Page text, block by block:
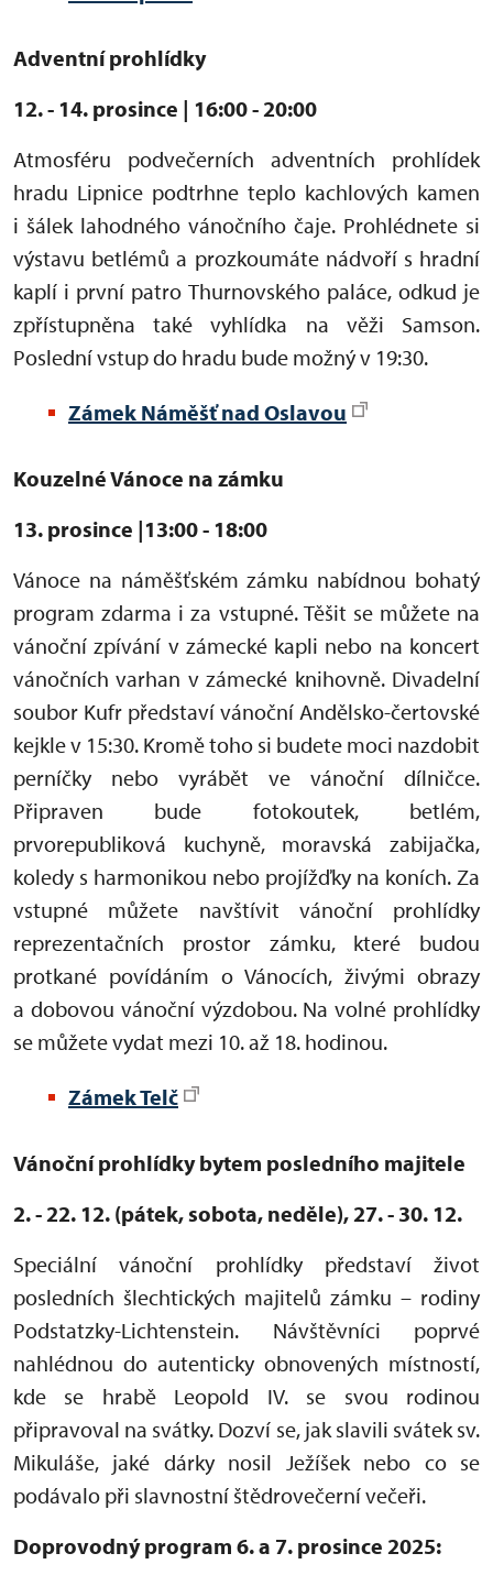
Adventní prohlídky
12. - 14. prosince | 16:00 - 20:00
Atmosféru podvečerních adventních prohlídek
hradu Lipnice podtrhne teplo kachlových kamen
i šálek lahodného vánočního čaje. Prohlédnete si
výstavu betlémů a prozkoumáte nádvoří s hradní
kaplí i první patro Thurnovského paláce, odkud je
zpřístupněna také vyhlídka na věži Samson.
Poslední vstup do hradu bude možný v 19:30.
Zámek Náměšť nad Oslavou
Kouzelné Vánoce na zámku
13. prosince |13:00 - 18:00
Vánoce na náměšťském zámku nabídnou bohatý
program zdarma i za vstupné. Těšit se můžete na
vánoční zpívání v zámecké kapli nebo na koncert
vánočních varhan v zámecké knihovně. Divadelní
soubor Kufr představí vánoční Andělsko-čertovské
kejkle v 15:30. Kromě toho si budete moci nazdobit
perníčky nebo vyrábět ve vánoční dílničce.
Připraven bude fotokoutek, betlém,
prvorepubliková kuchyně, moravská zabijačka,
koledy s harmonikou nebo projížďky na koních. Za
vstupné můžete navštívit vánoční prohlídky
reprezentačních prostor zámku, které budou
protkané povídáním o Vánocích, živými obrazy
a dobovou vánoční výzdobou. Na volné prohlídky
se můžete vydat mezi 10. až 18. hodinou.
Zámek Telč
Vánoční prohlídky bytem posledního majitele
2. - 22. 12. (pátek, sobota, neděle), 27. - 30. 12.
Speciální vánoční prohlídky představí život
posledních šlechtických majitelů zámku – rodiny
Podstatzky-Lichtenstein. Návštěvníci poprvé
nahlédnou do autenticky obnovených místností,
kde se hrabě Leopold IV. se svou rodinou
připravoval na svátky. Dozví se, jak slavili svátek sv.
Mikuláše, jaké dárky nosil Ježíšek nebo co se
podávalo při slavnostní štědrovečerní večeři.
Doprovodný program 6. a 7. prosince 2025: